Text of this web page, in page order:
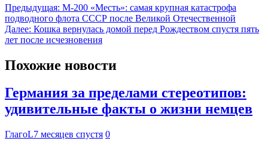
Предыдущая: М-200 «Месть»: самая крупная катастрофа
подводного флота СССР после Великой Отечественной
Далее: Кошка вернулась домой перед Рождеством спустя пять
лет после исчезновения
Похожие новости
Германия за пределами стереотипов:
удивительные факты о жизни немцев
ГлагоL7 месяцев спустя 0